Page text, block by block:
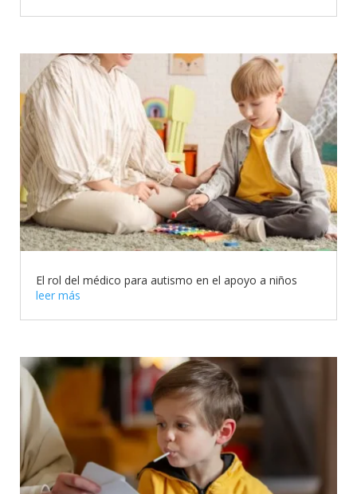
El rol del médico para autismo en el apoyo a niños
leer más